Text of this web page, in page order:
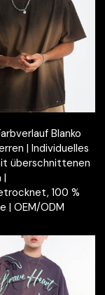
Blanko
| Individuelles
überschnittenen
|
100 %
| OEM/ODM